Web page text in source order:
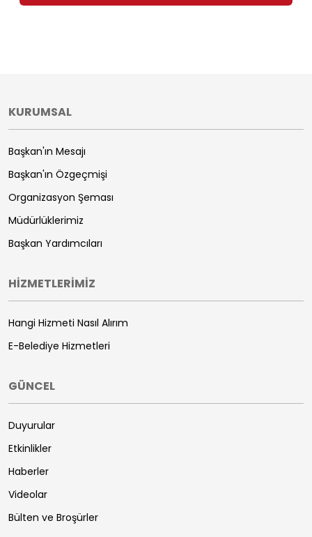
KURUMSAL
Başkan'ın Mesajı
Başkan'ın Özgeçmişi
Organizasyon Şeması
Müdürlüklerimiz
Başkan Yardımcıları
HİZMETLERİMİZ
Hangi Hizmeti Nasıl Alırım
E-Belediye Hizmetleri
GÜNCEL
Duyurular
Etkinlikler
Haberler
Videolar
Bülten ve Broşürler